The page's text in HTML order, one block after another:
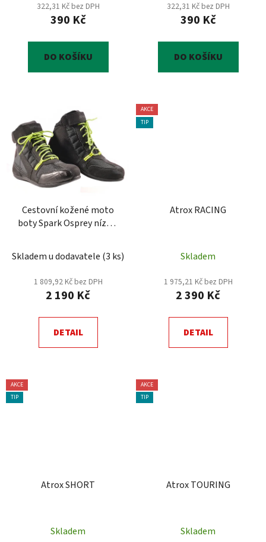
322,31 Kč bez DPH
390 Kč
DO KOŠÍKU
322,31 Kč bez DPH
390 Kč
DO KOŠÍKU
Cestovní kožené moto
boty Spark Osprey nízké,
Skladem u dodavatele (3 ks)
1 809,92 Kč bez DPH
2 190 Kč
DETAIL
AKCE
TIP
Atrox RACING
Skladem
1 975,21 Kč bez DPH
2 390 Kč
DETAIL
AKCE
TIP
Atrox SHORT
Skladem
AKCE
TIP
Atrox TOURING
Skladem